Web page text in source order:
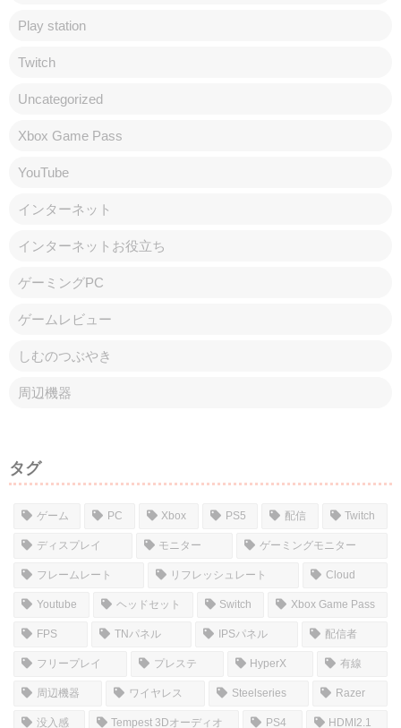
Play station
Twitch
Uncategorized
Xbox Game Pass
YouTube
インターネット
インターネットお役立ち
ゲーミングPC
ゲームレビュー
しむのつぶやき
周辺機器
タグ
ゲーム PC Xbox PS5 配信 Twitch
ディスプレイ モニター ゲーミングモニター
フレームレート リフレッシュレート Cloud
Youtube ヘッドセット Switch Xbox Game Pass
FPS TNパネル IPSパネル 配信者
フリープレイ プレステ HyperX 有線
周辺機器 ワイヤレス Steelseries Razer
没入感 Tempest 3Dオーディオ PS4 HDMI2.1